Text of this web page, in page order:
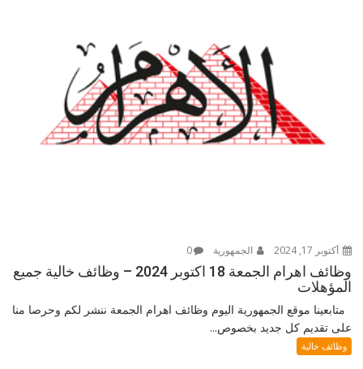
أكتوبر 17, 2024 الجمهورية 0
وظائف اهرام الجمعة 18 اكتوبر 2024 – وظائف خالية جميع
المؤهلات
متابعينا موقع الجمهورية اليوم وظائف اهرام الجمعة ننشر لكم وحرصا منا
على تقديم كل جديد بخصوص...
وظائف خالية